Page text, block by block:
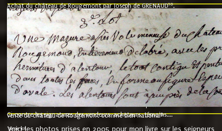
Achat du château de Rougemont par Joseph de GRENAUD10.
"l'an mil six cent soixante treze le ving neuvième jour du mois de
nommé fut présent Messire Claude Guillaume de Moyriat chevalier baron
vend, purement simplement et irrevocablement a monseigneur monsieur
et chavannes conseiller du roy au parlement de Bourgogne, present et
que le dit seigneur Baron de la Vellière a sur ses hommes, indivisables et
de la Velliere tout ainsi et comme le dit seigneur Baron et ses
présent......"
suivent les rentes, donation des terriers, etc... au prix de 880 livre louis
Ci contre les signatures des vendeurs, acheteurs, témoins....
vente du château de Rougemont comme bien national9.
"3ème lot
Voici les photos prises en 2005 pour mon livre sur les seigneurs